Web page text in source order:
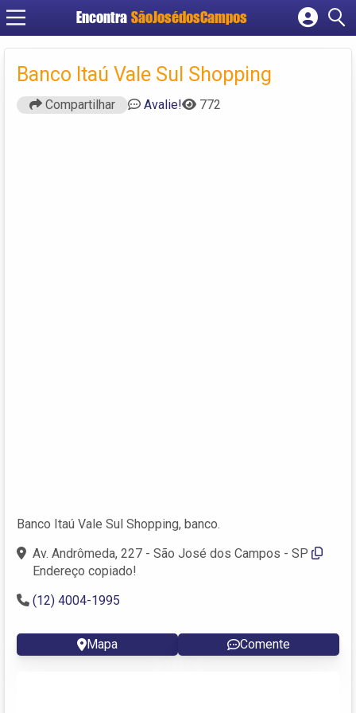
Encontra SãoJosédosCampos
Cadastrar empresa
Criar conta
Banco Itaú Vale Sul Shopping
Compartilhar Avalie! 772
Banco Itaú Vale Sul Shopping, banco.
Av. Andrômeda, 227 - São José dos Campos - SP
Endereço copiado!
(12) 4004-1995
Mapa Comente